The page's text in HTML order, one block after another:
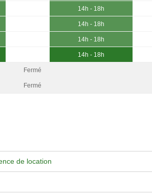
14h - 18h
14h - 18h
14h - 18h
14h - 18h
Fermé
Fermé
de location